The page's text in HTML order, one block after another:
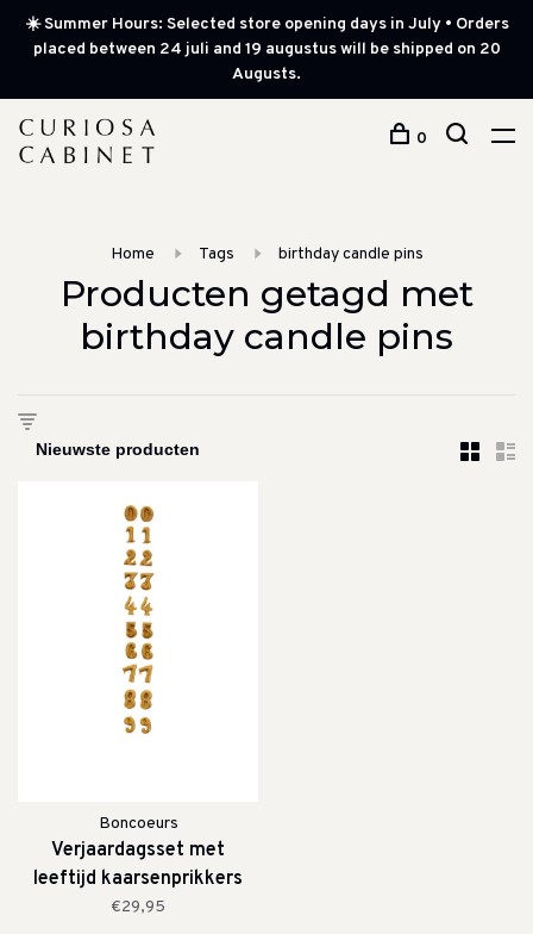
☀️ Summer Hours: Selected store opening days in July • Orders
placed between 24 juli and 19 augustus will be shipped on 20
Augusts.
0
Home Tags birthday candle pins
Producten getagd met
birthday candle pins
Boncoeurs
Verjaardagsset met
leeftijd kaarsenprikkers
€29,95